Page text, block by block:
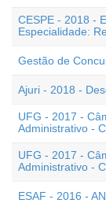
CESPE - 2018 -
Especialidade:
Gestão de
Ajuri - 2018 -
UFG - 2017 -
Administrativo -
UFG - 2017 -
Administrativo -
ESAF - 2016 -